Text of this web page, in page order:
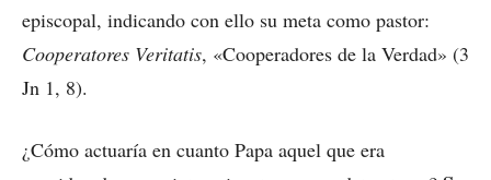
episcopal, indicando con ello su meta como pastor:
Cooperatores Veritatis, «Cooperadores de la Verdad» (3
Jn 1, 8).
¿Cómo actuaría en cuanto Papa aquel que era